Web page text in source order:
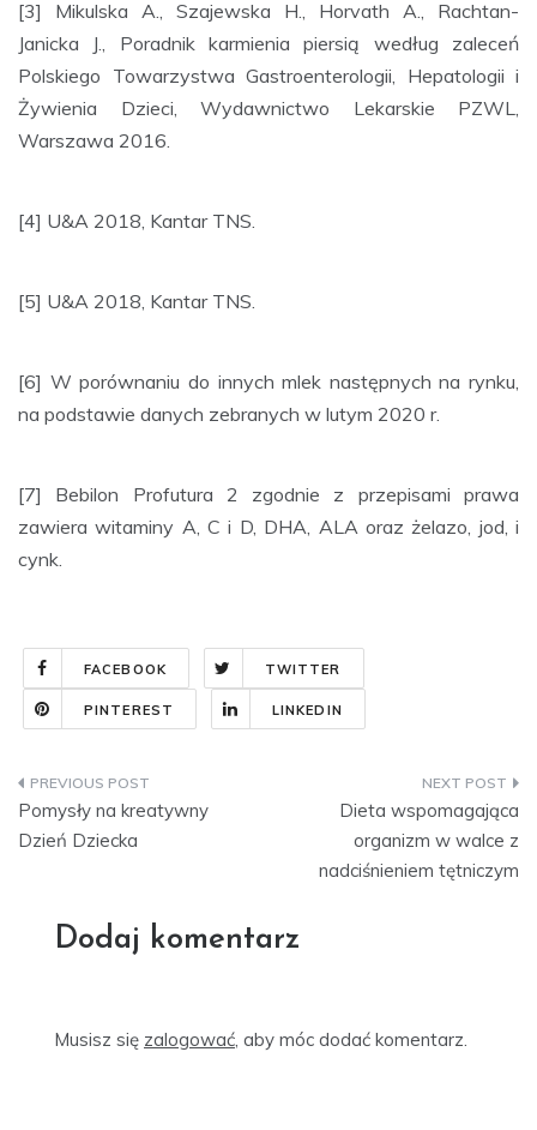
[3] Mikulska A., Szajewska H., Horvath A., Rachtan-
Janicka J., Poradnik karmienia piersią według zaleceń
Polskiego Towarzystwa Gastroenterologii, Hepatologii i
Żywienia Dzieci, Wydawnictwo Lekarskie PZWL,
Warszawa 2016.
[4] U&A 2018, Kantar TNS.
[5] U&A 2018, Kantar TNS.
[6] W porównaniu do innych mlek następnych na rynku,
na podstawie danych zebranych w lutym 2020 r.
[7] Bebilon Profutura 2 zgodnie z przepisami prawa
zawiera witaminy A, C i D, DHA, ALA oraz żelazo, jod, i
cynk.
FACEBOOK TWITTER
PINTEREST LINKEDIN
Nawigacja
wpisu
Pomysły na kreatywny
Dzień Dziecka
Dieta wspomagająca
organizm w walce z
nadciśnieniem tętniczym
Dodaj komentarz
Musisz się zalogować , aby móc dodać komentarz.